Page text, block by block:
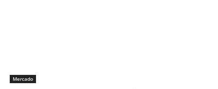
Mercado